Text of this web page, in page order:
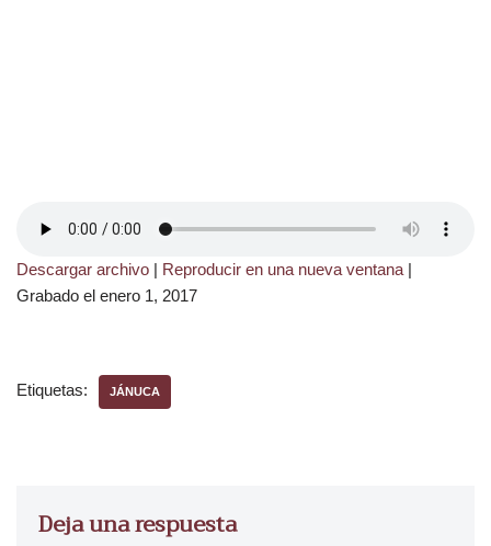
Descargar archivo | Reproducir en una nueva ventana |
Grabado el enero 1, 2017
Etiquetas: JÁNUCA
Deja una respuesta